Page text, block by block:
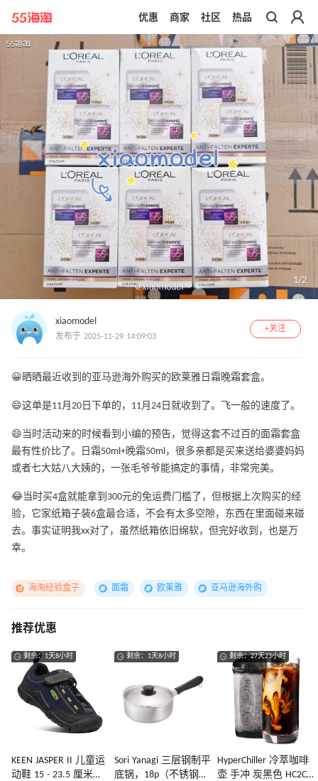
带你去官网买正品
优惠 商家 社区 热品
1/2
xiaomodel
发布于 2025-11-29 14:09:03
+关注
😀晒晒最近收到的亚马逊海外购买的欧莱雅日霜晚霜套盒。
😄这单是11月20日下单的，11月24日就收到了。飞一般的速度了。
😄当时活动来的时候看到小编的预告，觉得这套不过百的面霜套盒
最有性价比了。日霜50ml+晚霜50ml，很多亲都是买来送给婆婆妈妈
或者七大姑八大姨的，一张毛爷爷能搞定的事情，非常完美。
😂当时买4盒就能拿到300元的免运费门槛了，但根据上次购买的经
验，它家纸箱子装6盒最合适，不会有太多空隙，东西在里面碰来碰
去。事实证明我xx对了，虽然纸箱依旧绵软，但完好收到，也是万
幸。
海淘经验盒子 面霜 欧莱雅 亚马逊海外购
推荐优惠
剩余：1天8小时
KEEN JASPER II 儿童运
动鞋 15 - 23.5 厘米
剩余：1天8小时
Sori Yanagi 三层钢制平
底锅，18p（不锈钢
剩余：27天23小时
HyperChiller 冷萃咖啡
壶 手冲 炭黑色 HC2CB